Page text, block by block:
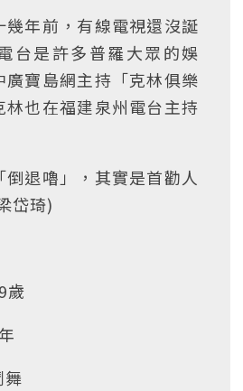
幾年前，有線電視還沒誕
台是許多普羅大眾的娛
廣寶島網主持「克林俱樂
林也在福建泉州電台主持
退嚕」，其實是首勸人
岱琦)
歲